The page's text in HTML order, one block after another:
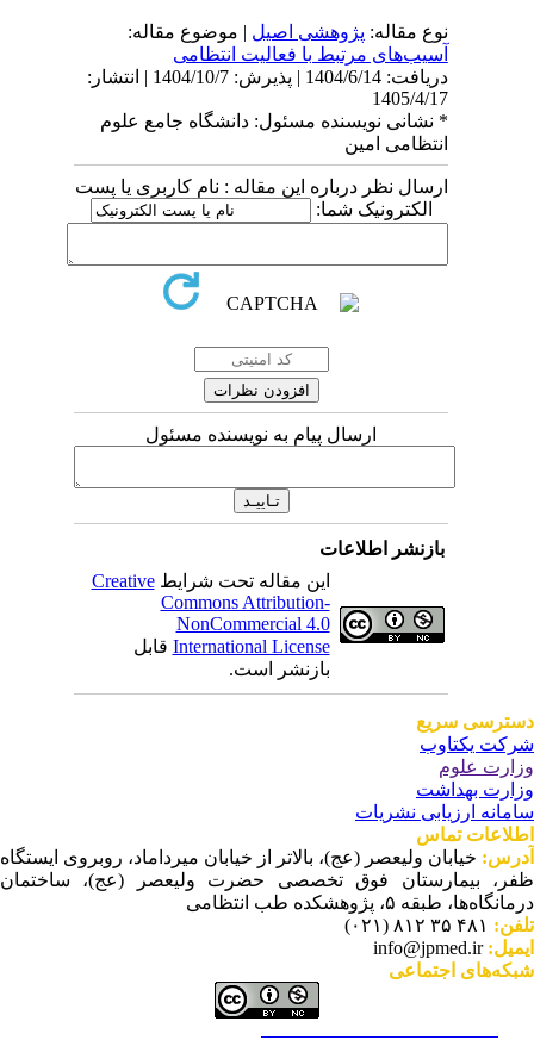
نوع مقاله:پژوهشی اصيل| موضوع مقاله:
آسیب‌های مرتبط با فعاليت انتظامی
دریافت: 1404/6/14 | پذیرش: 1404/10/7 | انتشار:
1405/4/17
* نشانی نویسنده مسئول: دانشگاه جامع علوم
انتظامی امین
ارسال نظر درباره این مقاله : نام کاربری یا پست
الکترونیک شما:
ارسال پیام به نویسنده مسئول
بازنشر اطلاعات
این مقاله تحت شرایطCreative
Commons Attribution-
NonCommercial 4.0
International Licenseقابل
بازنشر است.
سریع
یکتاوب
علوم
بهداشت
ارزیابی نشریات
تماس
خیابان ولیعصر (عج)، بالاتر از خیابان میرداماد، روبروی ایستگاه
بیمارستان فوق تخصصی حضرت ولیعصر (عج)، ساختمان
طبقه ۵، پژوهشکده طب انتظامی
۴۸۱ ۳۵ ۸۱۲ (۰۲۱)
info@jpmed.ir
اجتماعی